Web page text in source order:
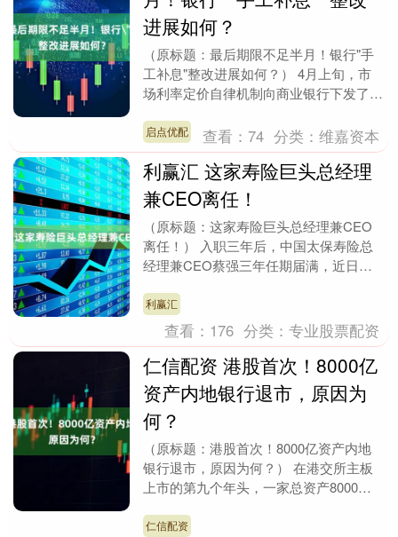
进展如何？
（原标题：最后期限不足半月！银行"手
工补息"整改进展如何？） 4月上旬，市
场利率定价自律机制向商业银行下发了
存款市场竞争秩序....
启点优配 查看：74 分类：维嘉资本
利赢汇 这家寿险巨头总经理
兼CEO离任！
（原标题：这家寿险巨头总经理兼CEO
离任！） 入职三年后，中国太保寿险总
经理兼CEO蔡强三年任期届满，近日正
一变化。公告显示....
利赢汇
查看： 176 分类：专业股票配资
仁信配资 港股首次！8000亿
资产内地银行退市，原因为
何？
（原标题：港股首次！8000亿资产内地
银行退市，原因为何？） 在港交所主板
上市的第九个年头，一家总资产8000亿
的内地银行。....
仁信配资